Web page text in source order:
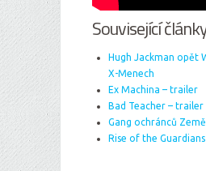
Související
Hugh Jackman opět
X-Menech
Ex Machina – trailer
Bad Teacher – trailer
Gang ochránců
Rise of the